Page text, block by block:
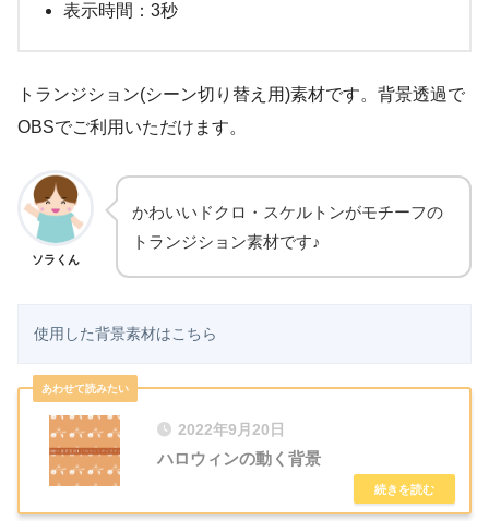
表示時間：3秒
トランジション(シーン切り替え用)素材です。背景透過で
OBSでご利用いただけます。
ソラくん
かわいいドクロ・スケルトンがモチーフの
トランジション素材です♪
使用した背景素材はこちら
2022年9月20日
ハロウィンの動く背景